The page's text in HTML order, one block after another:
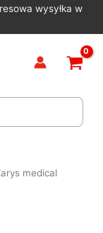
wysyłka w
medical